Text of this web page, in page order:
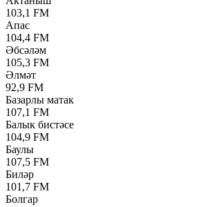
103,1 FM
Апас
104,4 FM
Әбсәләм
105,3 FM
Әлмәт
92,9 FM
Базарлы матак
107,1 FM
Балык бистәсе
104,9 FM
Баулы
107,5 FM
Биләр
101,7 FM
Болгар